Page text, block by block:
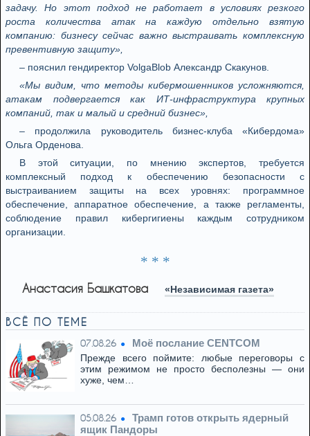
задачу. Но этот подход не работает в условиях резкого
роста количества атак на каждую отдельно взятую
компанию: бизнесу сейчас важно выстраивать комплексную
превентивную защиту»,
– пояснил гендиректор VolgaBlob Александр Скакунов.
«Мы видим, что методы кибермошенников усложняются,
атакам подвергается как ИТ-инфраструктура крупных
компаний, так и малый и средний бизнес»,
– продолжила руководитель бизнес-клуба «Кибердома»
Ольга Орденова.
В этой ситуации, по мнению экспертов, требуется
комплексный подход к обеспечению безопасности с
выстраиванием защиты на всех уровнях: программное
обеспечение, аппаратное обеспечение, а также регламенты,
соблюдение правил кибергигиены каждым сотрудником
организации.
* * *
Анастасия Башкатова «Независимая газета»
ВСЁ ПО ТЕМЕ
07.08.26 Моё послание CENTCOM
Прежде всего поймите: любые переговоры с
этим режимом не просто бесполезны — они
хуже, чем…
05.08.26
Трамп готов открыть ядерный
ящик Пандоры